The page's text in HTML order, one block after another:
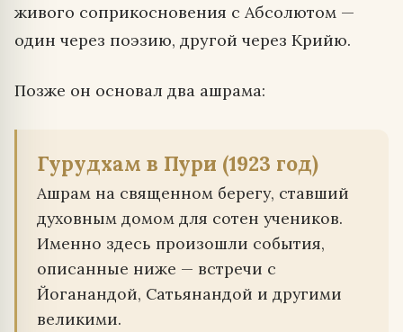
живого соприкосновения с Абсолютом —
один через поэзию, другой через Крийю.
Позже он основал два ашрама:
Гурудхам в Пури (1923 год)
Ашрам на священном берегу, ставший
духовным домом для сотен учеников.
Именно здесь произошли события,
описанные ниже — встречи с
Йоганандой, Сатьянандой и другими
великими.